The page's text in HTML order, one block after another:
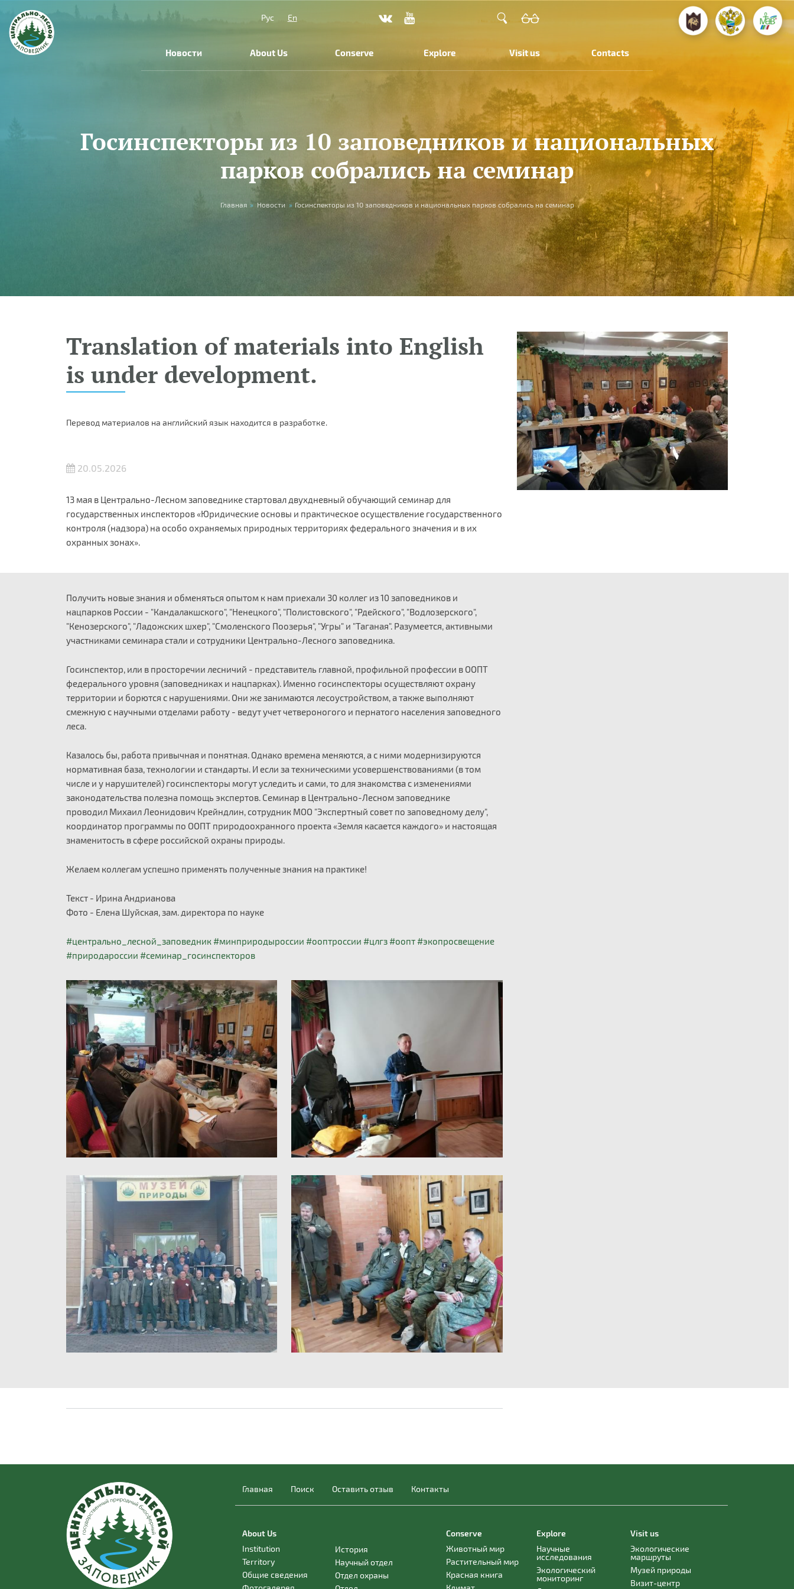
Рус
En
Новости About Us Conserve Explore Visit us Contacts
Госинспекторы из 10 заповедников и национальных
парков собрались на семинар
Главная » Новости » Госинспекторы из 10 заповедников и национальных парков собрались на семинар
Translation of materials into English
is under development.
Перевод материалов на английский язык находится в разработке.
20.05.2026
13 мая в Центрально-Лесном заповеднике стартовал двухдневный обучающий семинар для
государственных инспекторов «Юридические основы и практическое осуществление государственного
контроля (надзора) на особо охраняемых природных территориях федерального значения и в их
охранных зонах».
Получить новые знания и обменяться опытом к нам приехали 30 коллег из 10 заповедников и
нацпарков России - "Кандалакшского", "Ненецкого", "Полистовского", "Рдейского", "Водлозерского",
"Кенозерского", "Ладожских шхер", "Смоленского Поозерья", "Угры" и "Таганая". Разумеется, активными
участниками семинара стали и сотрудники Центрально-Лесного заповедника.
Госинспектор, или в просторечии лесничий - представитель главной, профильной профессии в ООПТ
федерального уровня (заповедниках и нацпарках). Именно госинспекторы осуществляют охрану
территории и борются с нарушениями. Они же занимаются лесоустройством, а также выполняют
смежную с научными отделами работу - ведут учет четвероногого и пернатого населения заповедного
леса.
Казалось бы, работа привычная и понятная. Однако времена меняются, а с ними модернизируются
нормативная база, технологии и стандарты. И если за техническими усовершенствованиями (в том
числе и у нарушителей) госинспекторы могут уследить и сами, то для знакомства с изменениями
законодательства полезна помощь экспертов. Семинар в Центрально-Лесном заповеднике
проводил Михаил Леонидович Крейндлин, сотрудник МОО "Экспертный совет по заповедному делу",
координатор программы по ООПТ природоохранного проекта «Земля касается каждого» и настоящая
знаменитость в сфере российской охраны природы.
Желаем коллегам успешно применять полученные знания на практике!
Текст - Ирина Андрианова
Фото - Елена Шуйская, зам. директора по науке
#центрально_лесной_заповедник#минприродыроссии #ооптроссии #цлгз#оопт#экопросвещение
#природароссии #семинар_госинспекторов
Главная Поиск Оставить отзыв Контакты
About Us
Institution
Territory
Общие сведения
История
Научный отдел
Отдел охраны
Conserve
Животный мир
Растительный мир
Красная книга
Explore
Научные
исследования
Экологический
мониторинг
Visit us
Экологические
маршруты
Музей природы
Визит-центр